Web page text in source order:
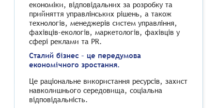
економіки, відповідальних за розробку та
прийняття управлінських рішень, а також
технологів, менеджерів систем управління,
фахівців-екологів, маркетологів, фахівців у
сфері реклами та PR.
Сталий бізнес – це передумова
економічного зростання.
Це раціональне використання ресурсів, захист
навколишнього середовища, соціальна
відповідальність.